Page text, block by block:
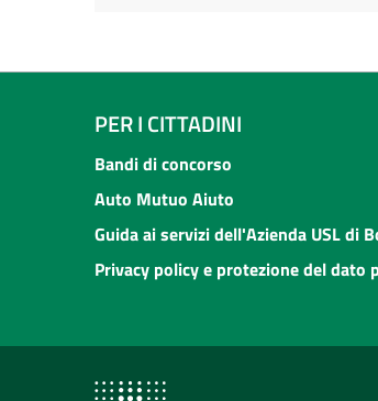
PER I CITTADINI
Bandi di concorso
Auto Mutuo Aiuto
Guida ai servizi dell'Azienda USL di
Privacy policy e protezione del dato